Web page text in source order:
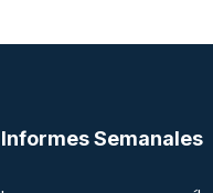
Informes Semanales